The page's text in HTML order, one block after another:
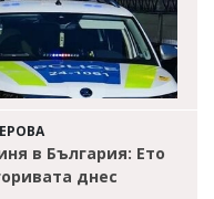
в България: Ето
днес